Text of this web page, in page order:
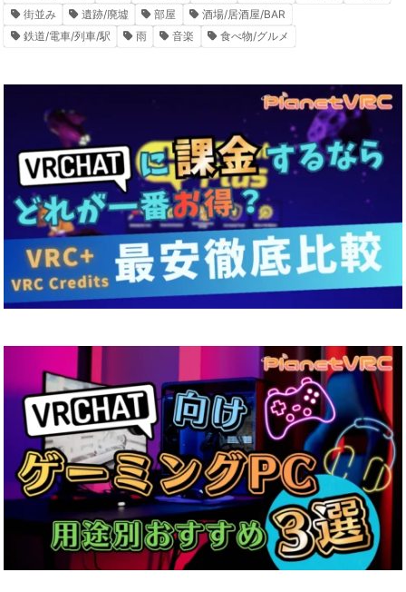
街並み
遺跡/廃墟 部屋
酒場/居酒屋/BAR
鉄道/電車/列車/駅
雨 音楽 食べ物/グルメ